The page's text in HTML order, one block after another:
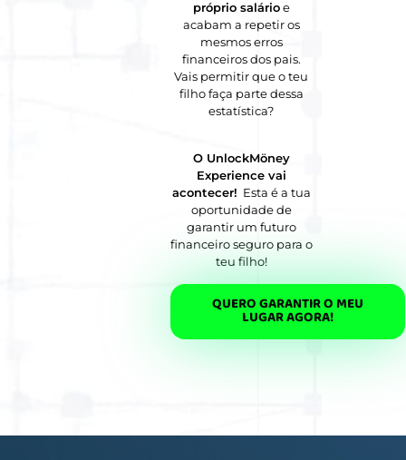
próprio salárioe
acabam a repetir os
mesmos erros
financeiros dos pais.
Vais permitir que o teu
filho faça parte dessa
estatística?
O UnlockMöney
Experience vai
acontecer! Esta é a tua
oportunidade de
garantir um futuro
financeiro seguro para o
teu filho!
QUERO GARANTIR O MEU
LUGAR AGORA!